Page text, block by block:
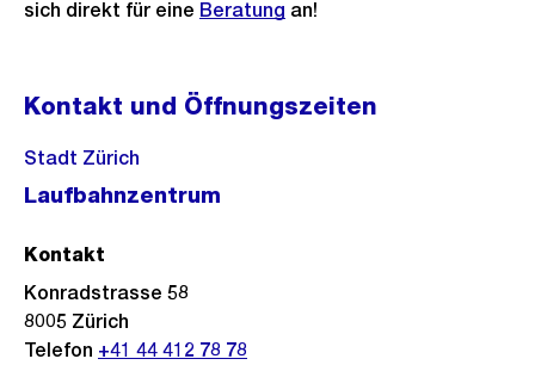
sich direkt für eine Beratung an!
Kontakt und Öffnungszeiten
Stadt Zürich
Laufbahnzentrum
Kontakt
Konradstrasse 58
8005 Zürich
Telefon +41 44 412 78 78